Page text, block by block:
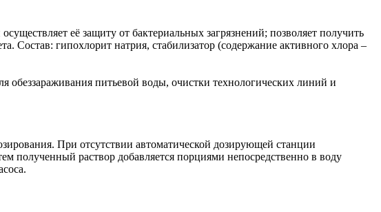
её защиту от бактериальных загрязнений; позволяет получить
Состав: гипохлорит натрия, стабилизатор (содержание активного хлора –
обеззараживания питьевой воды, очистки технологических линий и
При отсутствии автоматической дозирующей станции
полученный раствор добавляется порциями непосредственно в воду